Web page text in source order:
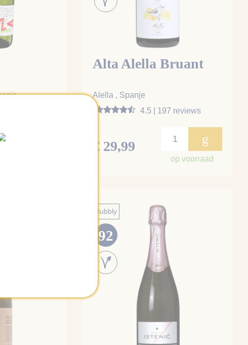
Alta Alella Bruant
Alella , Spanje
4.5 | 197 reviews
€ 29,99 g
op voorraad
Bubbly
92